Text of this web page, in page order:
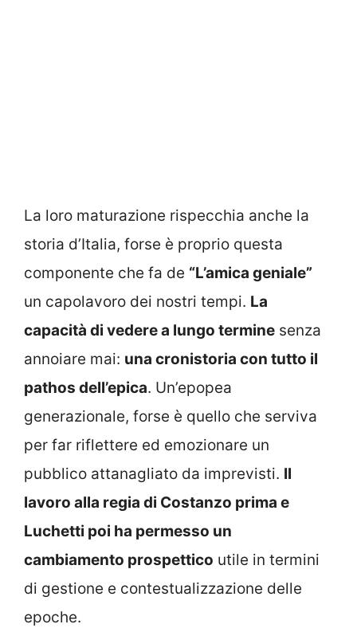
La loro maturazione rispecchia anche la
storia d’Italia, forse è proprio questa
componente che fa de “L’amica geniale”
un capolavoro dei nostri tempi. La
capacità di vedere a lungo termine senza
annoiare mai: una cronistoria con tutto il
pathos dell’epica. Un’epopea
generazionale, forse è quello che serviva
per far riflettere ed emozionare un
pubblico attanagliato da imprevisti. Il
lavoro alla regia di Costanzo prima e
Luchetti poi ha permesso un
cambiamento prospettico utile in termini
di gestione e contestualizzazione delle
epoche.